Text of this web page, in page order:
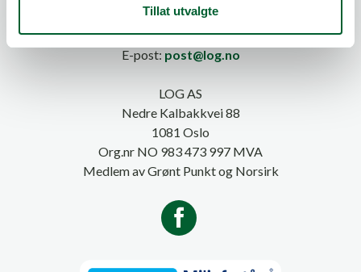
Tillat utvalgte
Telefon:815 20 100
E-post: post@log.no
LOG AS
Nedre Kalbakkvei 88
1081 Oslo
Org.nr NO 983 473 997 MVA
Medlem av Grønt Punkt og Norsirk